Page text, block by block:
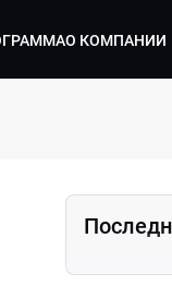
О КОМПАНИИ